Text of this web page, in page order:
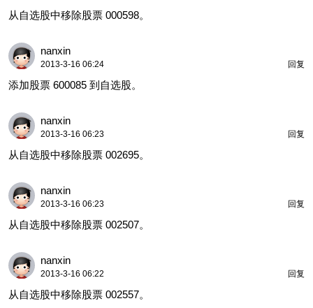
从自选股中移除股票 000598。
nanxin
2013-3-16 06:24 回复
添加股票 600085 到自选股。
nanxin
2013-3-16 06:23 回复
从自选股中移除股票 002695。
nanxin
2013-3-16 06:23 回复
从自选股中移除股票 002507。
nanxin
2013-3-16 06:22 回复
从自选股中移除股票 002557。